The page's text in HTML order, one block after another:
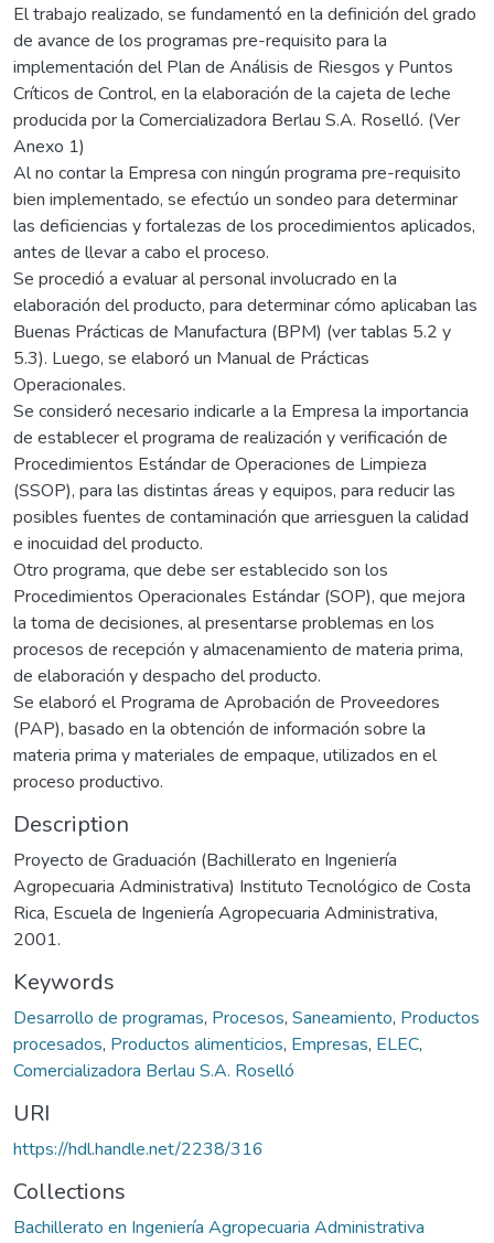
El trabajo realizado, se fundamentó en la definición del grado
de avance de los programas pre-requisito para la
implementación del Plan de Análisis de Riesgos y Puntos
Críticos de Control, en la elaboración de la cajeta de leche
producida por la Comercializadora Berlau S.A. Roselló. (Ver
Anexo 1)
Al no contar la Empresa con ningún programa pre-requisito
bien implementado, se efectúo un sondeo para determinar
las deficiencias y fortalezas de los procedimientos aplicados,
antes de llevar a cabo el proceso.
Se procedió a evaluar al personal involucrado en la
elaboración del producto, para determinar cómo aplicaban las
Buenas Prácticas de Manufactura (BPM) (ver tablas 5.2 y
5.3). Luego, se elaboró un Manual de Prácticas
Operacionales.
Se consideró necesario indicarle a la Empresa la importancia
de establecer el programa de realización y verificación de
Procedimientos Estándar de Operaciones de Limpieza
(SSOP), para las distintas áreas y equipos, para reducir las
posibles fuentes de contaminación que arriesguen la calidad
e inocuidad del producto.
Otro programa, que debe ser establecido son los
Procedimientos Operacionales Estándar (SOP), que mejora
la toma de decisiones, al presentarse problemas en los
procesos de recepción y almacenamiento de materia prima,
de elaboración y despacho del producto.
Se elaboró el Programa de Aprobación de Proveedores
(PAP), basado en la obtención de información sobre la
materia prima y materiales de empaque, utilizados en el
proceso productivo.
Description
Proyecto de Graduación (Bachillerato en Ingeniería
Agropecuaria Administrativa) Instituto Tecnológico de Costa
Rica, Escuela de Ingeniería Agropecuaria Administrativa,
2001.
Keywords
Desarrollo de programas, Procesos, Saneamiento, Productos
procesados, Productos alimenticios, Empresas, ELEC,
Comercializadora Berlau S.A. Roselló
URI
https://hdl.handle.net/2238/316
Collections
Bachillerato en Ingeniería Agropecuaria Administrativa